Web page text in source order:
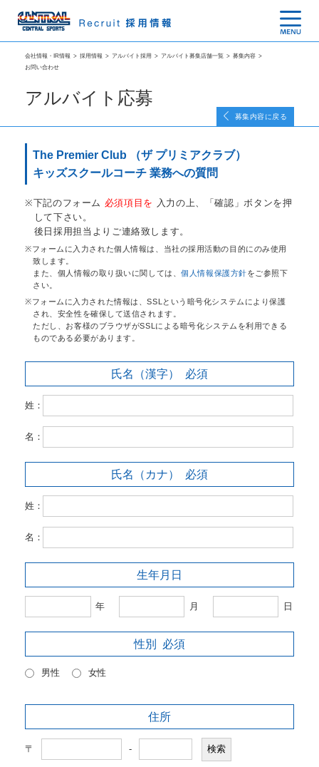
会社情報・IR情報 > 採用情報 > アルバイト採用 > アルバイト募集店舗一覧 > 募集内容 >
お問い合わせ
アルバイト応募
募集内容に戻る
The Premier Club （ザ プリミアクラブ）
キッズスクールコーチ 業務への質問
下記のフォーム 必須項目を
入力の上、「確認」ボタンを押
して下さい。
後日採用担当よりご連絡致します。
フォームに入力された個人情報は、当社の採用活動の目的にのみ使用
致します。
また、個人情報の取り扱いに関しては、個人情報保護方針をご参照下
さい。
フォームに入力された情報は、SSLという暗号化システムにより保護
され、安全性を確保して送信されます。
ただし、お客様のブラウザがSSLによる暗号化システムを利用できる
ものである必要があります。
氏名（漢字） 必須
姓：
名：
氏名（カナ） 必須
姓：
名：
生年月日
年 月 日
性別 必須
男性 女性
住所
〒 -